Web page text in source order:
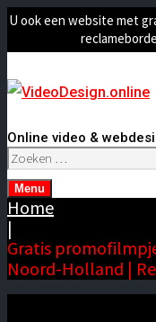
U ook een website met
Online video &
Zoeken
naar:
Menu
Home
|
Gratis
Noord-Holland |